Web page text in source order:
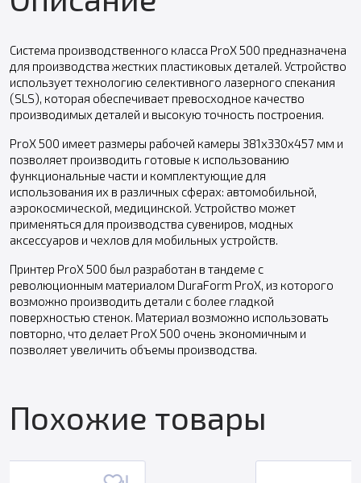
Система производственного класса ProX 500 предназначена
для производства жестких пластиковых деталей. Устройство
использует технологию селективного лазерного спекания
(SLS), которая обеспечивает превосходное качество
производимых деталей и высокую точность построения.
ProX 500 имеет размеры рабочей камеры 381х330х457 мм и
позволяет производить готовые к использованию
функциональные части и комплектующие для
использования их в различных сферах: автомобильной,
аэрокосмической, медицинской. Устройство может
применяться для производства сувениров, модных
аксессуаров и чехлов для мобильных устройств.
Принтер ProX 500 был разработан в тандеме с
революционным материалом DuraForm ProX, из которого
возможно производить детали с более гладкой
поверхностью стенок. Материал возможно использовать
повторно, что делает ProX 500 очень экономичным и
позволяет увеличить объемы производства.
Похожие товары